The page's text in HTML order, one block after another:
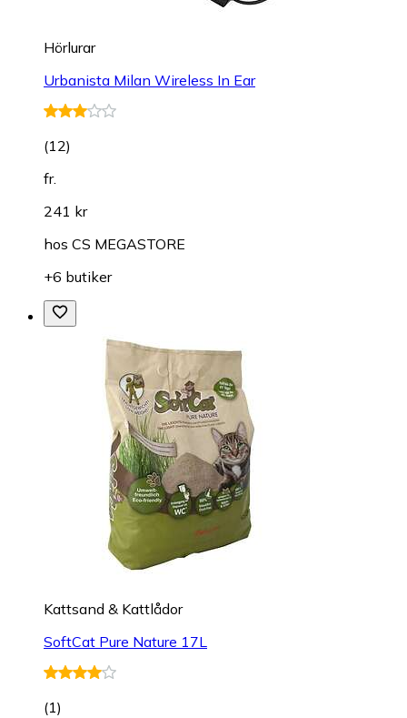
Hörlurar
Urbanista Milan Wireless In Ear
(12)
fr.
241 kr
hos CS MEGASTORE
+6 butiker
Kattsand & Kattlådor
SoftCat Pure Nature 17L
(1)